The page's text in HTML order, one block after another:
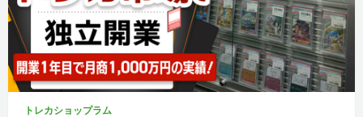
トレカショップラム